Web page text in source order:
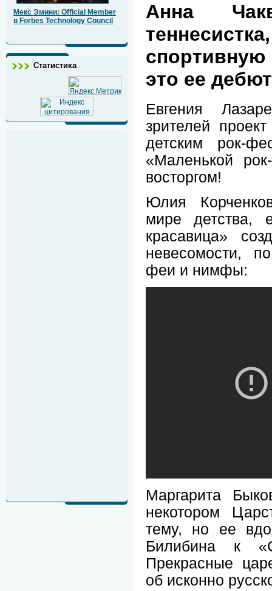
Мекс Эмини: Official Member
в Forbes Technology Council
Статистика
Анна
спортивную
это ее
Евгения
зрителей
детским рок-
«Маленькой
восторгом!
Юлия
мире детства,
красавица»
невесомости,
феи и нимфы:
Маргарита
некотором
тему, но ее
Билибина к
Прекрасные
об исконно